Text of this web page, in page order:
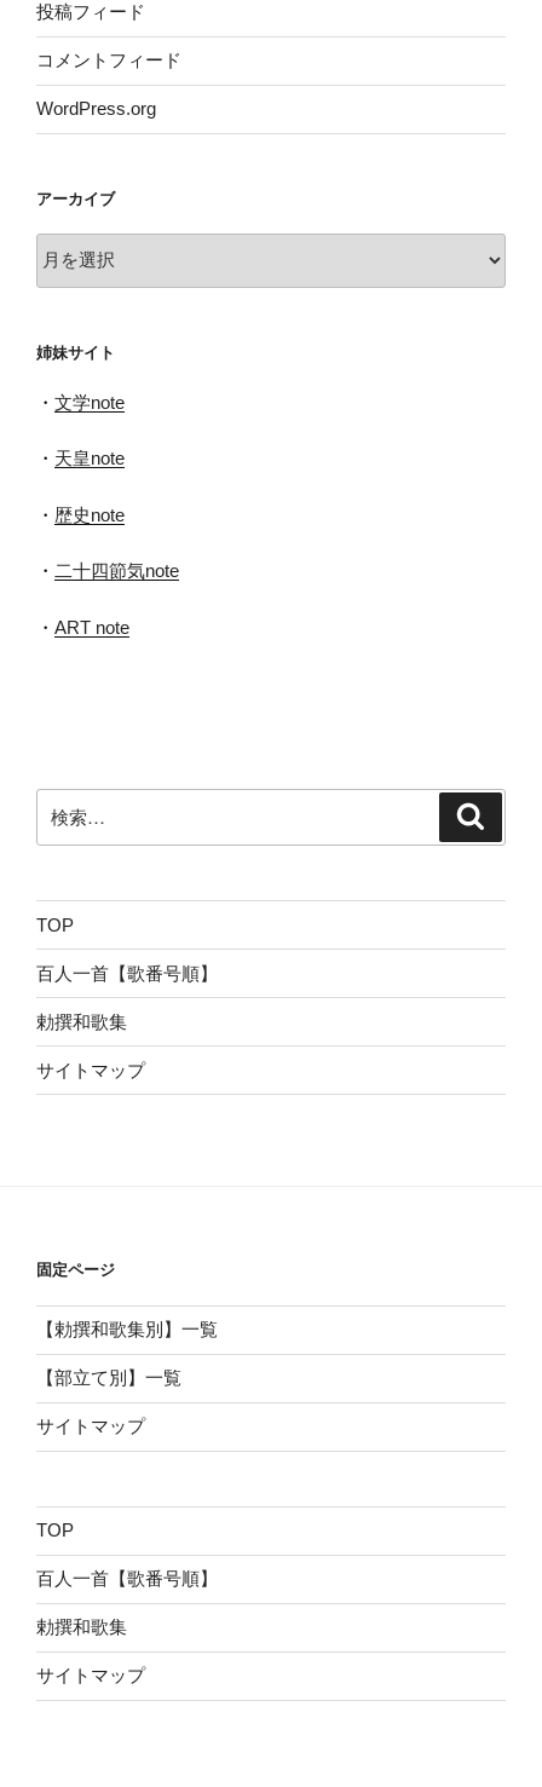
投稿フィード
コメントフィード
WordPress.org
アーカイブ
ー
ブ
姉妹サイト
・ 文学note
・ 天皇note
・ 歴史note
・ 二十四節気note
・ ART note
索:
TOP
百人一首【歌番号順】
勅撰和歌集
サイトマップ
固定ページ
【勅撰和歌集別】一覧
【部立て別】一覧
サイトマップ
TOP
百人一首【歌番号順】
勅撰和歌集
サイトマップ